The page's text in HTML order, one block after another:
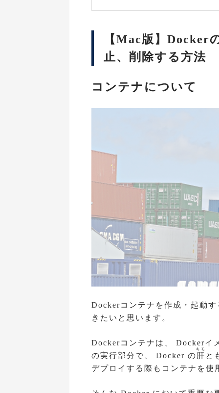
【Mac版】Docker
止、削除する方法
コンテナについて
Dockerコンテナを作成・起動
きたいと思います。
Dockerコンテナは、 Dockerイ
の実行部分で、 Docker の肝
キモ
ともい
デプロイする際もコンテナを使